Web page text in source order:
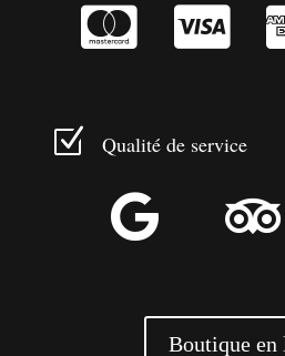
 
Z Qualité de service
 
Boutique en